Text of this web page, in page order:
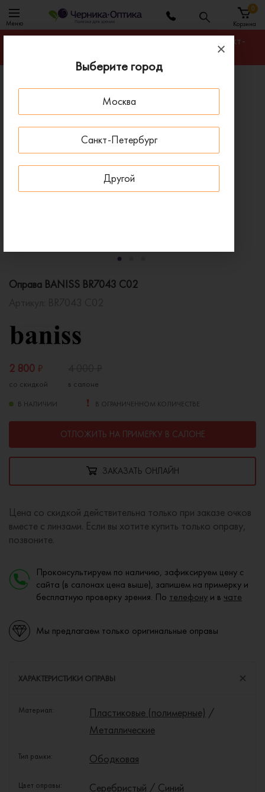
Выберите город
Москва
Санкт-Петербург
Другой
Меню Корзина
0
Гарантируем лучшую цену на любую оправу в Санкт-
Главная
Оправы для очков
Оправа BANISS BR7043 C02
Оправа BANISS BR7043 C02
2 800 ₽
со скидкой в салоне
В НАЛИЧИИ В ОГРАНИЧЕННОМ КОЛИЧЕСТВЕ
ОТЛОЖИТЬ НА ПРИМЕРКУ В САЛОНЕ
ЗАКАЗАТЬ ОНЛАЙН
Цена со скидкой действительна только при заказе очков
вместе с линзами. Если вы хотите купить только оправу,
позвоните.
Проконсультируем по наличию, зафиксируем цену с
сайта (в салонах цена выше), запишем на примерку и
бесплатную проверку зрения. По телефону и в чате
Мы предлагаем только оригинальные оправы
ХАРАКТЕРИСТИКИ ОПРАВЫ
Материал: Пластиковые (полимерные) /
Металлические
Тип рамки: Ободковая
Цвет оправы: Серебристый / Синий
- 30 % ДО 15 АВГУСТА